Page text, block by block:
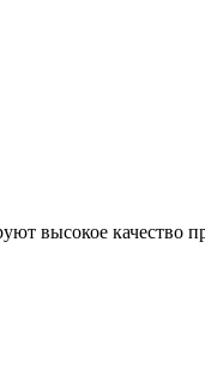
высокое качество